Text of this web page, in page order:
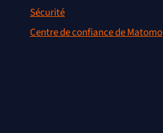
Sécurité
Centre de confiance de Matomo